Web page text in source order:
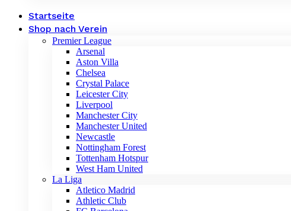
Startseite
Shop nach Verein
Premier League
Arsenal
Aston Villa
Chelsea
Crystal Palace
Leicester City
Liverpool
Manchester City
Manchester United
Newcastle
Nottingham Forest
Tottenham Hotspur
West Ham United
La Liga
Atletico Madrid
Athletic Club